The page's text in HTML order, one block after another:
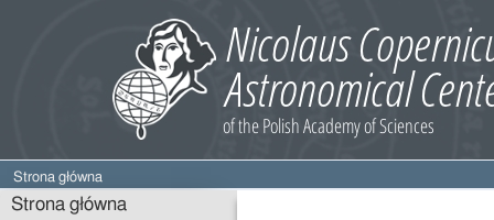
Strona główna
Strona główna